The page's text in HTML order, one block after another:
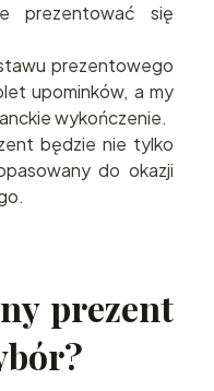
prezentować się
prezentowego
upominków, a my
wykończenie.
będzie nie tylko
do okazji
prezent